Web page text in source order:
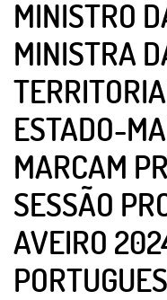
MINISTRO
MINISTRA
ESTADO-
MARCAM
SESSÃO
AVEIRO